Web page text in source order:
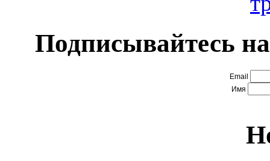
Подписывайтесь
Email
Имя